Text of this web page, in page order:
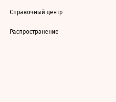
Справочный центр
Распространение